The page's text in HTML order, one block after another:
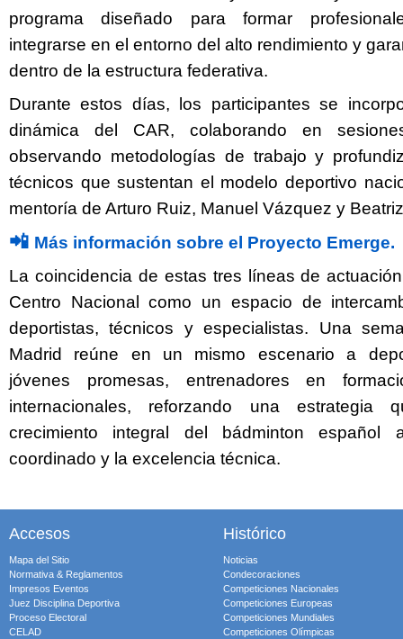
programa diseñado para formar
integrarse en el entorno del alto rendimiento y
dentro de la estructura federativa.
Durante estos días, los participantes se
dinámica del CAR, colaborando en
observando metodologías de trabajo y
técnicos que sustentan el modelo deportivo
mentoría de Arturo Ruiz, Manuel Vázquez y
📲 Más información sobre el Proyecto Emerge.
La coincidencia de estas tres líneas de
Centro Nacional como un espacio de
deportistas, técnicos y especialistas. Una
Madrid reúne en un mismo escenario a
jóvenes promesas, entrenadores en
internacionales, reforzando una
crecimiento integral del bádminton español
coordinado y la excelencia técnica.
Accesos
Mapa del Sitio
Normativa & Reglamentos
Impresos Eventos
Juez Disciplina Deportiva
Proceso Electoral
CELAD
Histórico
Noticias
Condecoraciones
Competiciones Nacionales
Competiciones Europeas
Competiciones Mundiales
Competiciones Olímpicas